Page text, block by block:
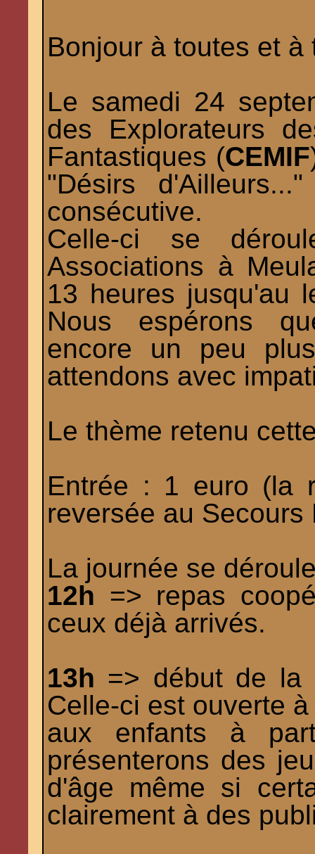
Bonjour à toutes et à
Le samedi 24
des Explorateurs
Fantastiques (CEMIF
"Désirs
consécutive.
Celle-ci se
Associations à
13 heures jusqu'au
Nous espérons
encore un peu
attendons avec
Le thème retenu
Entrée : 1 euro (la
reversée au Secours
La journée se
12h => repas
ceux déjà arrivés.
13h => début de la
Celle-ci est ouverte
aux enfants à
présenterons des
d'âge même si
clairement à des